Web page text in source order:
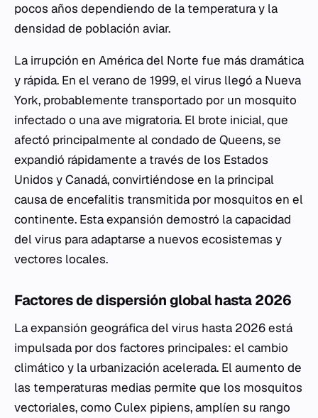
pocos años dependiendo de la temperatura y la
densidad de población aviar.
La irrupción en América del Norte fue más dramática
y rápida. En el verano de 1999, el virus llegó a Nueva
York, probablemente transportado por un mosquito
infectado o una ave migratoria. El brote inicial, que
afectó principalmente al condado de Queens, se
expandió rápidamente a través de los Estados
Unidos y Canadá, convirtiéndose en la principal
causa de encefalitis transmitida por mosquitos en el
continente. Esta expansión demostró la capacidad
del virus para adaptarse a nuevos ecosistemas y
vectores locales.
Factores de dispersión global hasta 2026
La expansión geográfica del virus hasta 2026 está
impulsada por dos factores principales: el cambio
climático y la urbanización acelerada. El aumento de
las temperaturas medias permite que los mosquitos
vectoriales, como Culex pipiens, amplíen su rango